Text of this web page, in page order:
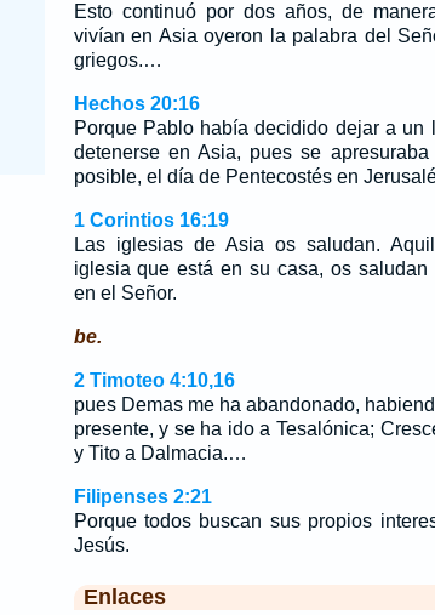
Esto continuó por dos años, de
vivían en Asia oyeron la palabra del
griegos.…
Hechos 20:16
Porque Pablo había decidido dejar a un
detenerse en Asia, pues se
posible, el día de Pentecostés en
1 Corintios 16:19
Las iglesias de Asia os saludan.
iglesia que está en su casa, os saludan
en el Señor.
be.
2 Timoteo 4:10,16
pues Demas me ha abandonado,
presente, y se ha ido a Tesalónica;
y Tito a Dalmacia.…
Filipenses 2:21
Porque todos buscan sus propios
Jesús.
Enlaces